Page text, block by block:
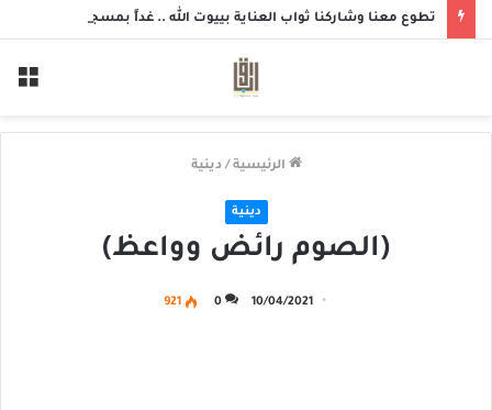
الرئيسية / دينية
دينية
(الصوم رائض وواعظ)
10/04/2021
0
921